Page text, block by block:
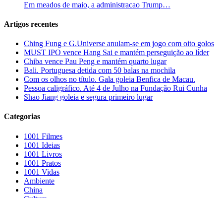
Em meados de maio, a administracao Trump…
Artigos recentes
Ching Fung e G.Universe anulam-se em jogo com oito golos
MUST IPO vence Hang Sai e mantém perseguição ao líder
Chiba vence Pau Peng e mantém quarto lugar
Bali. Portuguesa detida com 50 balas na mochila
Com os olhos no título. Gala goleia Benfica de Macau.
Pessoa caligráfico. Até 4 de Julho na Fundação Rui Cunha
Shao Jiang goleia e segura primeiro lugar
Categorias
1001 Filmes
1001 Ideias
1001 Livros
1001 Pratos
1001 Vidas
Ambiente
China